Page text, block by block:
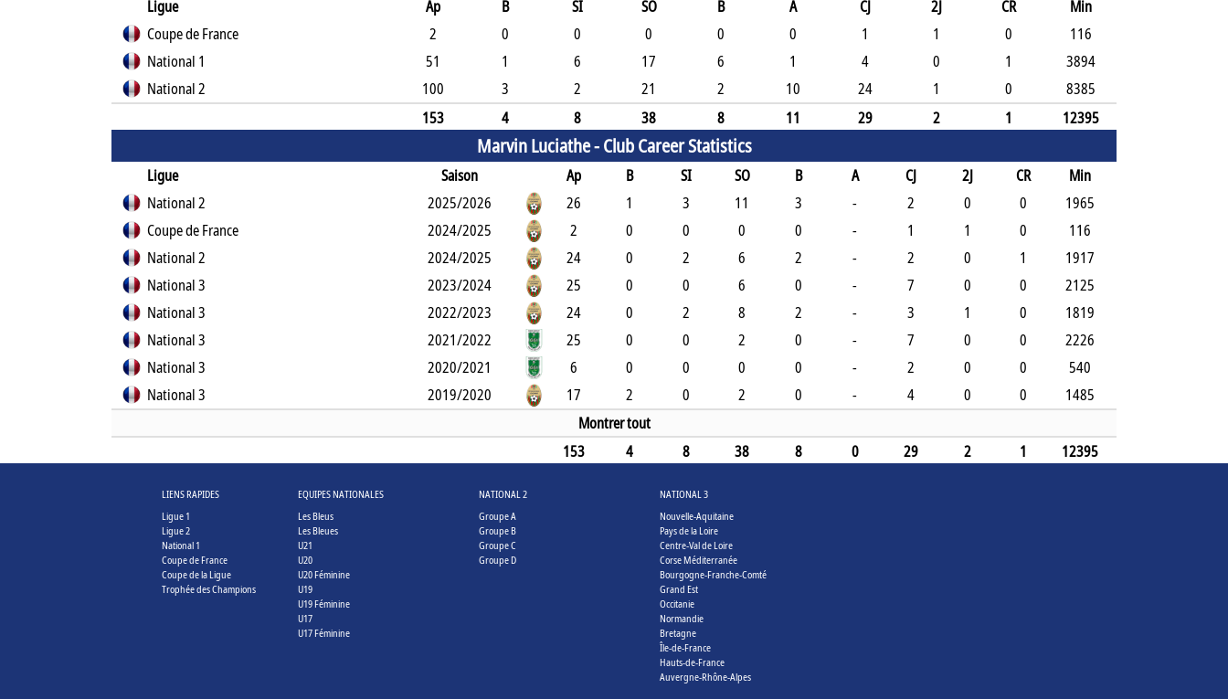
Ligue Ap B SI SO B A CJ 2J CR
Min
Coupe de France
2 0 0 0 0 0 1 1 0
116
National 1
51 1 6 17 6 1 4 0 1
3894
National 2
100 3 2 21 2 10 24 1 0
8385
153
4 8 38 8 11 29 2 1 12395
Marvin Luciathe -Club Career Statistics
Ligue Saison Ap B SI SO B A CJ 2J CR
Min
National 2
2025/2026 26 1 3 11 3 - 2 0 0
1965
Coupe de France
2024/2025 2 0 0 0 0 - 1 1 0
116
National 2
2024/2025 24 0 2 6 2 - 2 0 1
1917
National 3
2023/2024 25 0 0 6 0 - 7 0 0
2125
National 3
2022/2023 24 0 2 8 2 - 3 1 0
1819
National 3
2021/2022 25 0 0 2 0 - 7 0 0
2226
National 3
2020/2021 6 0 0 0 0 - 2 0 0
540
National 3
2019/2020 17 2 0 2 0 - 4 0 0
1485
Montrer tout
153
4 8 38 8 0 29 2 1 12395
LIENS RAPIDES
Ligue 1
Ligue 2
National 1
Coupe de France
Coupe de la Ligue
Trophée des Champions
EQUIPES NATIONALES
Les Bleus
Les Bleues
U21
U20
U20 Féminine
U19
U19 Féminine
U17
U17 Féminine
NATIONAL 2
Groupe A
Groupe B
Groupe C
Groupe D
NATIONAL 3
Nouvelle-Aquitaine
Pays de la Loire
Centre-Val de Loire
Corse Méditerranée
Bourgogne-Franche-Comté
Grand Est
Occitanie
Normandie
Bretagne
Île-de-France
Hauts-de-France
Auvergne-Rhône-Alpes